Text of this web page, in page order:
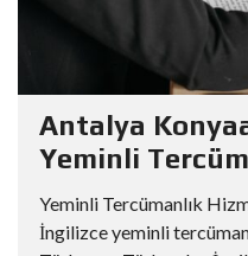
Antalya
Yeminli
Yeminli Tercümanlık
İngilizce yeminli